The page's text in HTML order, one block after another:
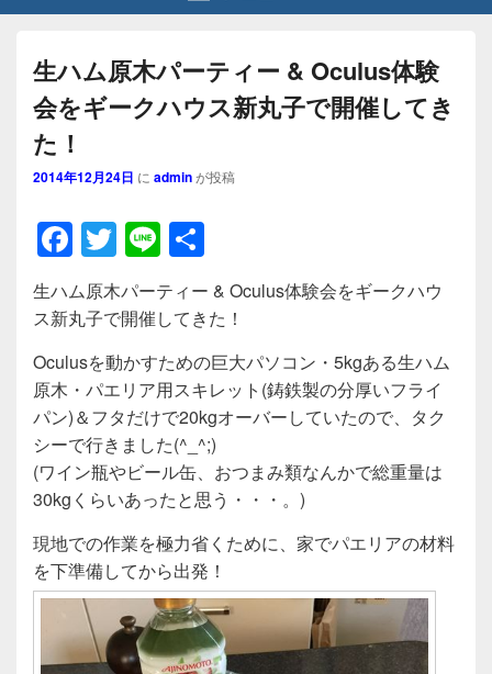
生ハム原木パーティー & Oculus体験
会をギークハウス新丸子で開催してき
た！
2014年12月24日 に adminが投稿
F
a
c
e
b
o
o
k
T
wi
tt
er
Li
n
e
有
生ハム原木パーティー & Oculus体験会をギークハウ
ス新丸子で開催してきた！
Oculusを動かすための巨大パソコン・5kgある生ハム
原木・パエリア用スキレット(鋳鉄製の分厚いフライ
パン)＆フタだけで20kgオーバーしていたので、タク
シーで行きました(^_^;)
(ワイン瓶やビール缶、おつまみ類なんかで総重量は
30kgくらいあったと思う・・・。)
現地での作業を極力省くために、家でパエリアの材料
を下準備してから出発！